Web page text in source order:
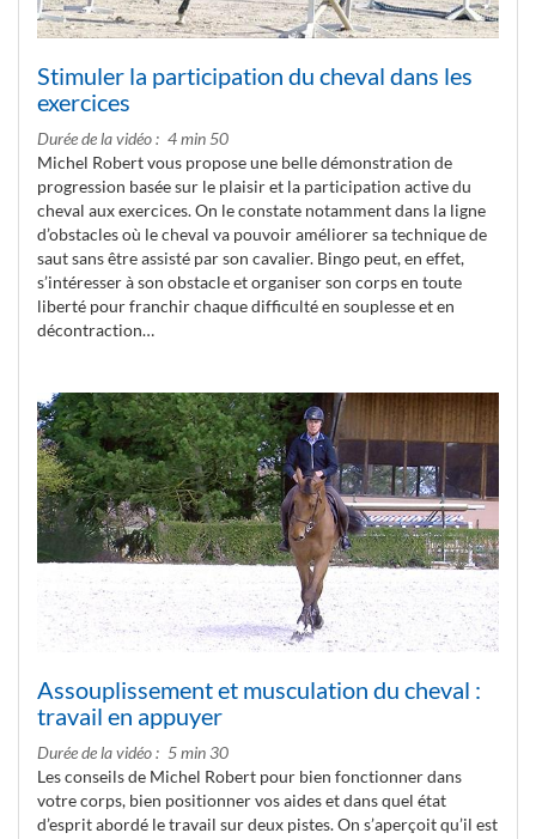
Stimuler la participation du cheval dans les
exercices
Durée de la vidéo
4 min 50
Michel Robert vous propose une belle démonstration de
progression basée sur le plaisir et la participation active du
cheval aux exercices. On le constate notamment dans la ligne
d’obstacles où le cheval va pouvoir améliorer sa technique de
saut sans être assisté par son cavalier. Bingo peut, en effet,
s’intéresser à son obstacle et organiser son corps en toute
liberté pour franchir chaque difficulté en souplesse et en
décontraction…
Assouplissement et musculation du cheval :
travail en appuyer
Durée de la vidéo
5 min 30
Les conseils de Michel Robert pour bien fonctionner dans
votre corps, bien positionner vos aides et dans quel état
d’esprit abordé le travail sur deux pistes. On s’aperçoit qu’il est